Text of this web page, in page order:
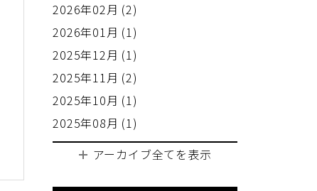
2026年02月 (2)
2026年01月 (1)
2025年12月 (1)
2025年11月 (2)
2025年10月 (1)
2025年08月 (1)
アーカイブ全てを表示